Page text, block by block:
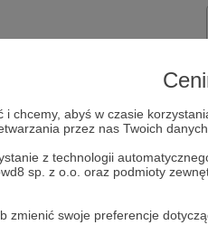
i chcemy, abyś w czasie
przez nas Twoich danych
z technologii
sp. z o.o. oraz podmioty
zmienić swoje preferencje